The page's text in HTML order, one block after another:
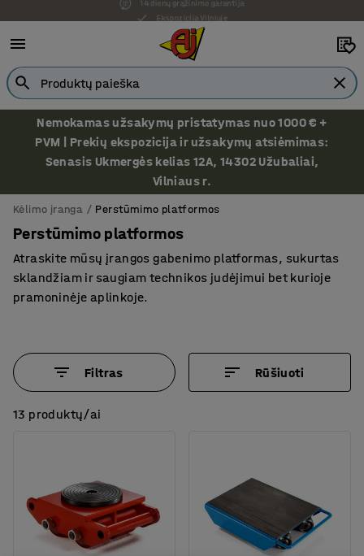
Ekspozicija Vilniuje
Nemokamas užsakymų pristatymas nuo 1000 € +
PVM | Prekių ekspozicija ir užsakymų atsiėmimas:
Senasis Ukmergės kelias 12A, 14302 Užubaliai,
Vilniaus r.
Kėlimo įranga Perstūmimo platformos
Perstūmimo platformos
Atraskite mūsų įrangos gabenimo platformas, sukurtas
sklandžiam ir saugiam technikos judėjimui bet kurioje
pramoninėje aplinkoje.
Filtras Rūšiuoti
13 produktų/ai